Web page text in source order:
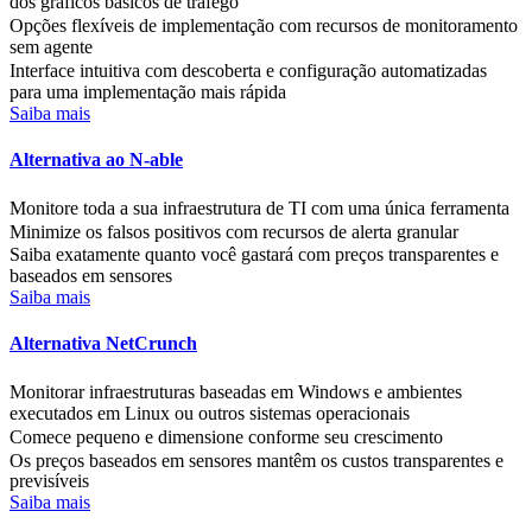
Opções flexíveis de implementação com recursos de monitoramento
sem agente
Interface intuitiva com descoberta e configuração automatizadas
para uma implementação mais rápida
Saiba mais
Alternativa ao N-able
Monitore toda a sua infraestrutura de TI com uma única ferramenta
Minimize os falsos positivos com recursos de alerta granular
Saiba exatamente quanto você gastará com preços transparentes e
baseados em sensores
Saiba mais
Alternativa NetCrunch
Monitorar infraestruturas baseadas em Windows e ambientes
executados em Linux ou outros sistemas operacionais
Comece pequeno e dimensione conforme seu crescimento
Os preços baseados em sensores mantêm os custos transparentes e
previsíveis
Saiba mais